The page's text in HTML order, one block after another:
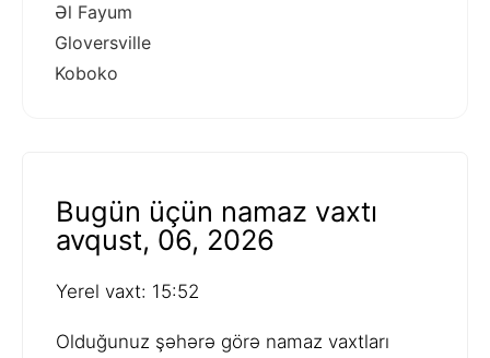
Əl Fayum
Gloversville
Koboko
Bugün üçün namaz vaxtı
avqust, 06, 2026
Yerel vaxt: 15:52
Olduğunuz şəhərə görə namaz vaxtları